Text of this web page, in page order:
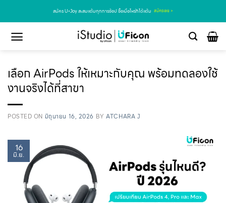
สมัคร U•Joy สะสมแต้มทุกการช้อป ซื้อเมื่อไหร่ก็ได้แต้ม สมัครเลย >
เลือก AirPods ให้เหมาะกับคุณ พร้อมทดลองใช้
งานจริงได้ที่สาขา
POSTED ON มิถุนายน 16, 2026 BYATCHARA J
16
มิ.ย.